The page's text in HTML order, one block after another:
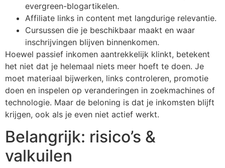
evergreen-blogartikelen.
Affiliate links in content met langdurige relevantie.
Cursussen die je beschikbaar maakt en waar
inschrijvingen blijven binnenkomen.
Hoewel passief inkomen aantrekkelijk klinkt, betekent
het niet dat je helemaal niets meer hoeft te doen. Je
moet materiaal bijwerken, links controleren, promotie
doen en inspelen op veranderingen in zoekmachines of
technologie. Maar de beloning is dat je inkomsten blijft
krijgen, ook als je even niet actief werkt.
Belangrijk: risico’s &
valkuilen